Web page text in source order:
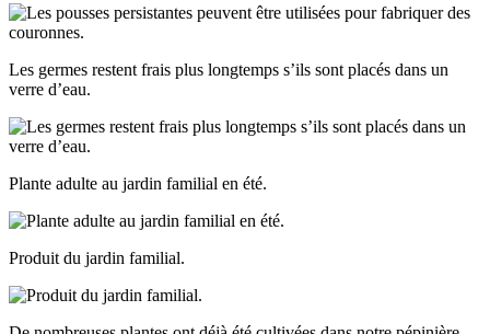
Les germes restent frais plus longtemps s’ils sont placés dans un
verre d’eau.
Plante adulte au jardin familial en été.
Produit du jardin familial.